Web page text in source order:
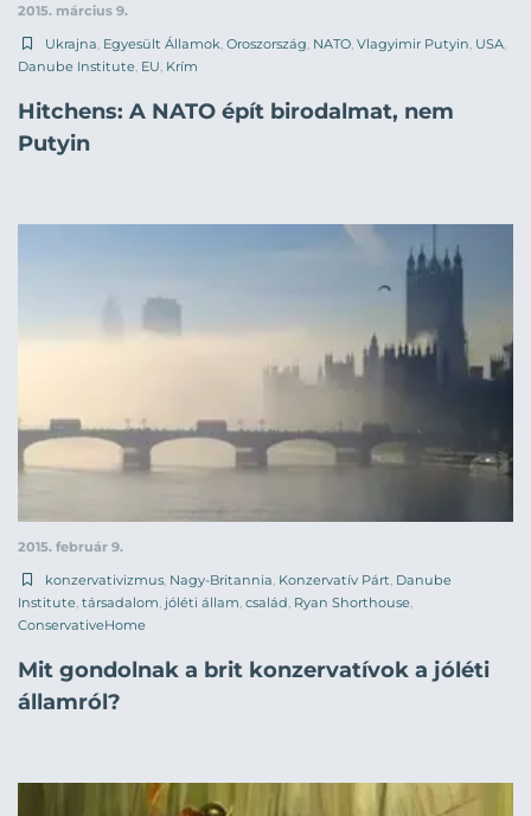
2015. március 9.
Ukrajna, Egyesült Államok, Oroszország, NATO, Vlagyimir Putyin, USA,
Danube Institute, EU, Krím
Hitchens: A NATO épít birodalmat, nem
Putyin
2015. február 9.
konzervativizmus, Nagy-Britannia, Konzervatív Párt, Danube
Institute, társadalom, jóléti állam, család, Ryan Shorthouse,
ConservativeHome
Mit gondolnak a brit konzervatívok a jóléti
államról?